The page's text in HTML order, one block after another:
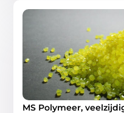
MS Polymeer,